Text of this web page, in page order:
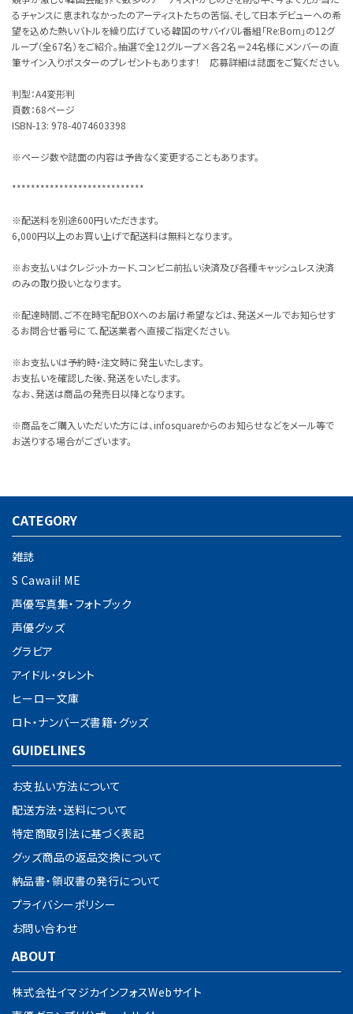
るチャンスに恵まれなかったのアーティストたちの苦悩、そして日本デビューへの希
望を込めた熱いバトルを繰り広げている韓国のサバイバル番組「Re:Born」の12グ
ループ（全67名）をご紹介。抽選で全12グループ×各２名＝24名様にメンバーの直
筆サイン入りポスターのプレゼントもあります！ 応募詳細は誌面をご覧ください。
判型：A4変形判
頁数：68ページ
ISBN-13:‎ 978-4074603398
※ページ数や誌面の内容は予告なく変更することもあります。
****************************
※配送料を別途600円いただきます。
6,000円以上のお買い上げで配送料は無料となります。
※お支払いはクレジットカード、コンビニ前払い決済及び各種キャッシュレス決済
のみの取り扱いとなります。
※配達時間、ご不在時宅配BOXへのお届け希望などは、発送メールでお知らせす
るお問合せ番号にて、配送業者へ直接ご指定ください。
※お支払いは予約時・注文時に発生いたします。
お支払いを確認した後、発送をいたします。
なお、発送は商品の発売日以降となります。
※商品をご購入いただいた方には、infosquareからのお知らせなどをメール等で
お送りする場合がございます。
CATEGORY
雑誌
S Cawaii! ME
声優写真集・フォトブック
声優グッズ
グラビア
アイドル・タレント
ヒーロー文庫
ロト・ナンバーズ書籍・グッズ
GUIDELINES
お支払い方法について
配送方法・送料について
特定商取引法に基づく表記
グッズ商品の返品交換について
納品書・領収書の発行について
プライバシーポリシー
お問い合わせ
ABOUT
株式会社イマジカインフォスWebサイト